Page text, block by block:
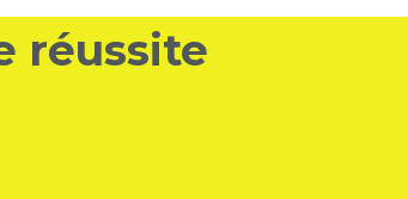
réussite